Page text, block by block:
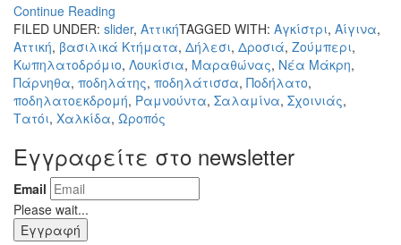
Continue Reading
FILED UNDER: slider, ΑττικήTAGGED WITH: Αγκίστρι, Αίγινα,
Αττική, βασιλικά Κτήματα, Δήλεσι, Δροσιά, Ζούμπερι,
Κωπηλατοδρόμιο, Λουκίσια, Μαραθώνας, Νέα Μάκρη,
Πάρνηθα, ποδηλάτης, ποδηλάτισσα, Ποδήλατο,
ποδηλατοεκδρομή, Ραμνούντα, Σαλαμίνα, Σχοινιάς,
Τατόι, Χαλκίδα, Ωροπός
Εγγραφείτε στο newsletter
Email
Please wait...
Εγγραφή